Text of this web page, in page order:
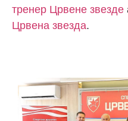
тренер Црвене звезде
Црвена звезда.